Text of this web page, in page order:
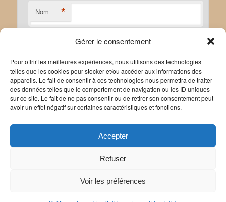
Gérer le consentement
Pour offrir les meilleures expériences, nous utilisons des technologies
telles que les cookies pour stocker et/ou accéder aux informations des
appareils. Le fait de consentir à ces technologies nous permettra de traiter
des données telles que le comportement de navigation ou les ID uniques
sur ce site. Le fait de ne pas consentir ou de retirer son consentement peut
avoir un effet négatif sur certaines caractéristiques et fonctions.
Accepter
Refuser
Voir les préférences
Nom *
E-mail *
Site web
Politique de confidentialité Politique de cookies